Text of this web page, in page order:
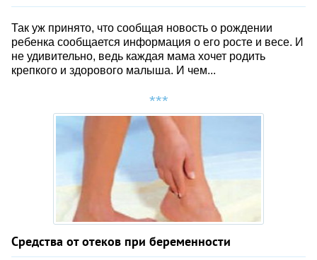
Так уж принято, что сообщая новость о рождении
ребенка сообщается информация о его росте и весе. И
не удивительно, ведь каждая мама хочет родить
крепкого и здорового малыша. И чем...
Средства от отеков при беременности